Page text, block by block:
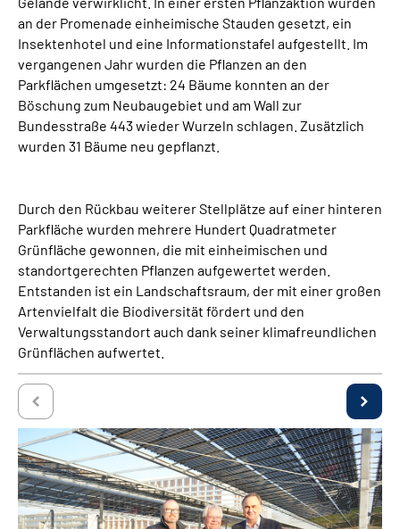
an der Promenade einheimische Stauden gesetzt, ein
Insektenhotel und eine Informationstafel aufgestellt. Im
vergangenen Jahr wurden die Pflanzen an den
Parkflächen umgesetzt: 24 Bäume konnten an der
Böschung zum Neubaugebiet und am Wall zur
Bundesstraße 443 wieder Wurzeln schlagen. Zusätzlich
wurden 31 Bäume neu gepflanzt.
Durch den Rückbau weiterer Stellplätze auf einer hinteren
Parkfläche wurden mehrere Hundert Quadratmeter
Grünfläche gewonnen, die mit einheimischen und
standortgerechten Pflanzen aufgewertet werden.
Entstanden ist ein Landschaftsraum, der mit einer großen
Artenvielfalt die Biodiversität fördert und den
Verwaltungsstandort auch dank seiner klimafreundlichen
Grünflächen aufwertet.